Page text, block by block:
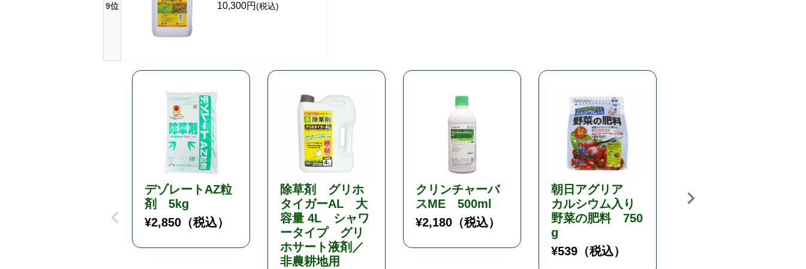
9位 10,300円(税込)
デゾレートAZ粒
剤 5kg
¥2,850 （税込）
除草剤 グリホ
タイガーAL 大
容量 4L シャワ
ータイプ グリ
ホサート液剤／
非農耕地用
クリンチャーバ
スME 500ml
¥2,180 （税込）
朝日アグリア
カルシウム入り
野菜の肥料 750
g
¥539 （税込）
除草剤 草無大
臣 3kg ブロマ